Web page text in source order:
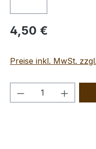
Regulärer Preis:
4,50 €
Preise inkl. MwSt.
Produkt